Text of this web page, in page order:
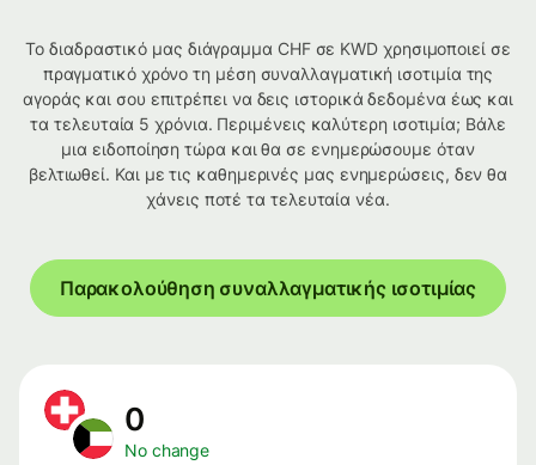
Το διαδραστικό μας διάγραμμα CHF σε KWD χρησιμοποιεί σε
πραγματικό χρόνο τη μέση συναλλαγματική ισοτιμία της
αγοράς και σου επιτρέπει να δεις ιστορικά δεδομένα έως και
τα τελευταία 5 χρόνια. Περιμένεις καλύτερη ισοτιμία; Βάλε
μια ειδοποίηση τώρα και θα σε ενημερώσουμε όταν
βελτιωθεί. Και με τις καθημερινές μας ενημερώσεις, δεν θα
χάνεις ποτέ τα τελευταία νέα.
Παρακολούθηση συναλλαγματικής ισοτιμίας
0
No change